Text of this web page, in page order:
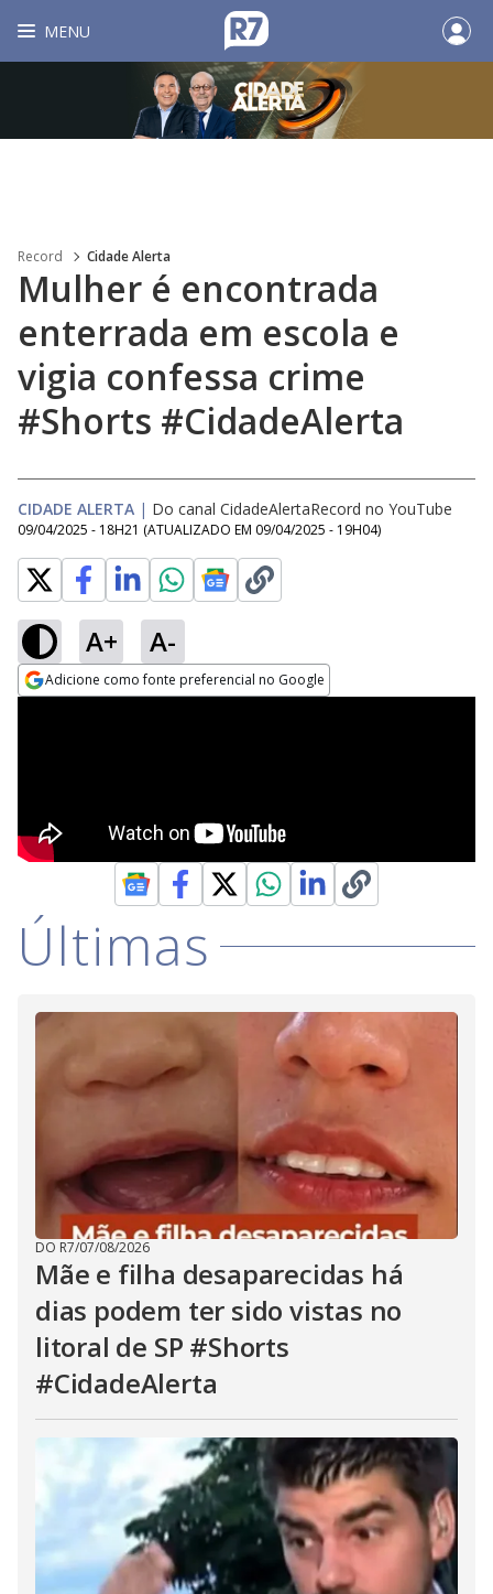
MENU
Record Cidade Alerta
Mulher é encontrada
enterrada em escola e
vigia confessa crime
#Shorts #CidadeAlerta
CIDADE ALERTA | Do canal CidadeAlertaRecord no YouTube
09/04/2025 - 18H21 (ATUALIZADO EM 09/04/2025 - 19H04)
A+ A-
Adicione como fonte preferencial no Google
Últimas
DO R7/07/08/2026
Mãe e filha desaparecidas há
dias podem ter sido vistas no
litoral de SP #Shorts
#CidadeAlerta